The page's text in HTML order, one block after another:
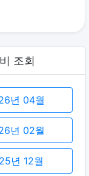
조회
년 04월
년 02월
년 12월